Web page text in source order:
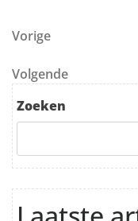
Vorig bericht
Vorige
Volgend bericht
Volgende
Zoeken